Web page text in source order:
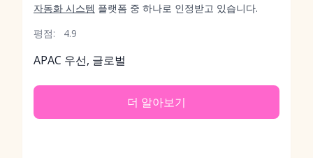
자동화 시스템 플랫폼 중 하나로 인정받고 있습니다.
평점:
4.9
APAC 우선, 글로벌
더 알아보기